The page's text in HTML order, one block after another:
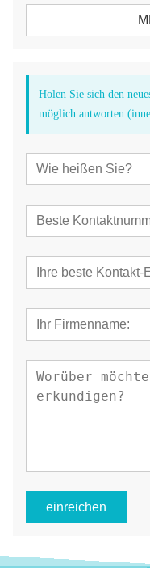
Holen Sie sich den
möglich antworten
einreichen